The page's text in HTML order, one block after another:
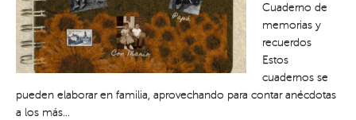
Cuaderno de
memorias y
recuerdos
Estos
cuadernos se
pueden elaborar en familia, aprovechando para contar anécdotas
a los más...